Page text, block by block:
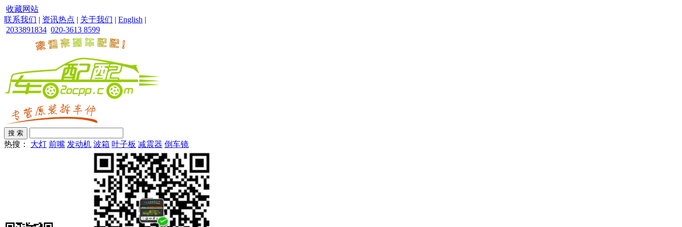
收藏网站
联系我们 | 资讯热点 | 关于我们 | English |
2033891834 020-3613 8599
热搜： 大灯 前嘴 发动机 波箱 叶子板 减震器 倒车镜